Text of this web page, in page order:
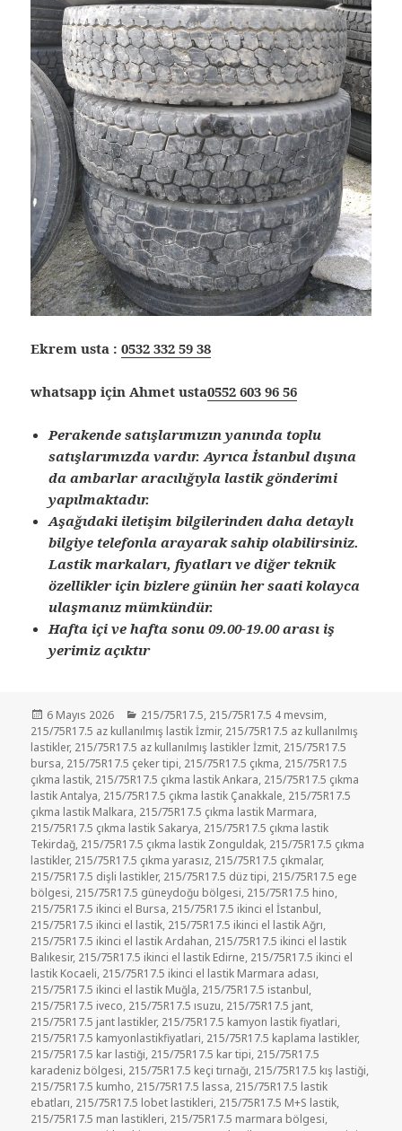
Ekrem usta :0532 332 59 38
whatsapp için Ahmet usta0552 603 96 56
Perakende satışlarımızın yanında toplu
satışlarımızda vardır. Ayrıca İstanbul dışına
da ambarlar aracılığıyla lastik gönderimi
yapılmaktadır.
Aşağıdaki iletişim bilgilerinden daha detaylı
bilgiye telefonla arayarak sahip olabilirsiniz.
Lastik markaları, fiyatları ve diğer teknik
özellikler için bizlere günün her saati kolayca
ulaşmanız mümkündür.
Hafta içi ve hafta sonu 09.00-19.00 arası iş
yerimiz açıktır
Yayın
tarihi
6 Mayıs 2026 Kategoriler
215/75R17.5, 215/75R17.5 4 mevsim,
215/75R17.5 az kullanılmış lastik İzmir, 215/75R17.5 az kullanılmış
lastikler, 215/75R17.5 az kullanılmış lastikler İzmit, 215/75R17.5
bursa, 215/75R17.5 çeker tipi, 215/75R17.5 çıkma, 215/75R17.5
çıkma lastik, 215/75R17.5 çıkma lastik Ankara, 215/75R17.5 çıkma
lastik Antalya, 215/75R17.5 çıkma lastik Çanakkale, 215/75R17.5
çıkma lastik Malkara, 215/75R17.5 çıkma lastik Marmara,
215/75R17.5 çıkma lastik Sakarya, 215/75R17.5 çıkma lastik
Tekirdağ, 215/75R17.5 çıkma lastik Zonguldak, 215/75R17.5 çıkma
lastikler, 215/75R17.5 çıkma yarasız, 215/75R17.5 çıkmalar,
215/75R17.5 dişli lastikler, 215/75R17.5 düz tipi, 215/75R17.5 ege
bölgesi, 215/75R17.5 güneydoğu bölgesi, 215/75R17.5 hino,
215/75R17.5 ikinci el Bursa, 215/75R17.5 ikinci el İstanbul,
215/75R17.5 ikinci el lastik, 215/75R17.5 ikinci el lastik Ağrı,
215/75R17.5 ikinci el lastik Ardahan, 215/75R17.5 ikinci el lastik
Balıkesir, 215/75R17.5 ikinci el lastik Edirne, 215/75R17.5 ikinci el
lastik Kocaeli, 215/75R17.5 ikinci el lastik Marmara adası,
215/75R17.5 ikinci el lastik Muğla, 215/75R17.5 istanbul,
215/75R17.5 iveco, 215/75R17.5 ısuzu, 215/75R17.5 jant,
215/75R17.5 jant lastikler, 215/75R17.5 kamyon lastik fiyatlari,
215/75R17.5 kamyonlastikfiyatlari, 215/75R17.5 kaplama lastikler,
215/75R17.5 kar lastiği, 215/75R17.5 kar tipi, 215/75R17.5
karadeniz bölgesi, 215/75R17.5 keçi tırnağı, 215/75R17.5 kış lastiği,
215/75R17.5 kumho, 215/75R17.5 lassa, 215/75R17.5 lastik
ebatları, 215/75R17.5 lobet lastikleri, 215/75R17.5 M+S lastik,
215/75R17.5 man lastikleri, 215/75R17.5 marmara bölgesi,